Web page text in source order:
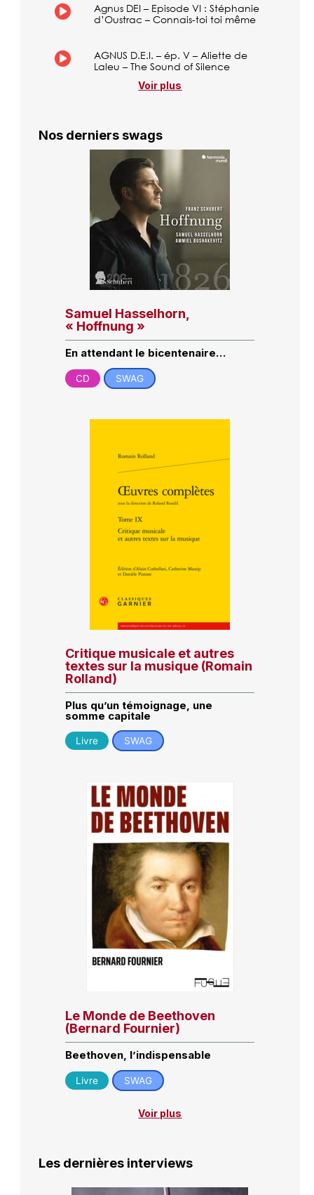
Agnus DEI – Episode VI : Stéphanie
d’Oustrac – Connais-toi toi même
AGNUS D.E.I. – ép. V – Aliette de
Laleu – The Sound of Silence
Voir plus
Nos derniers swags
Samuel Hasselhorn,
« Hoffnung »
En attendant le bicentenaire…
CD SWAG
Critique musicale et autres
textes sur la musique (Romain
Rolland)
Plus qu’un témoignage, une
somme capitale
Livre SWAG
Le Monde de Beethoven
(Bernard Fournier)
Beethoven, l’indispensable
Livre SWAG
Voir plus
Les dernières interviews